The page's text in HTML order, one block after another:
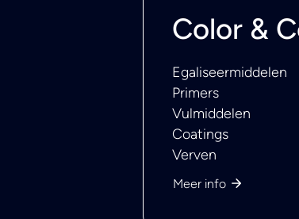
Color &
Egaliseermiddelen
Primers
Vulmiddelen
Coatings
Verven
Meer info